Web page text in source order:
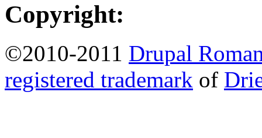
Copyright:
©2010-2011 Drupal
registered trademark of